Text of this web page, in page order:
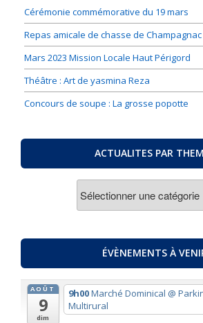
Cérémonie commémorative du 19 mars
Repas amicale de chasse de
Mars 2023 Mission Locale Haut Périgord
Théâtre : Art de yasmina Reza
Concours de soupe : La grosse popotte
ACTUALITES PAR
ÉVÈNEMENTS À
AOÛT
9
dim
9h00Marché Dominical @
Multirural